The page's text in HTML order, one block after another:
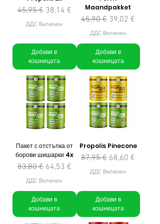
Редовна цена
45,95 € Продажна цена
38,14 €
ДДС Включен
Добави в
кошницата
Maandpakket
Редовна цена
45,90 € Продажна цена
39,02 €
ДДС Включен
Добави в
кошницата
Пакет с отстъпка от
борови шишарки 4x
Редовна цена
83,80 € Продажна цена
64,53 €
ДДС Включен
Добави в
кошницата
Propolis Pinecone
Редовна цена
87,95 € Продажна цена
68,60 €
ДДС Включен
Добави в
кошницата